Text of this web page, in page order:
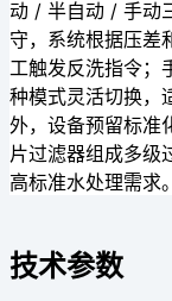
动 / 半自动 / 手动
守，系统根据压差
工触发反洗指令；
种模式灵活切换，
外，设备预留标准
片过滤器组成多级
高标准水处理需求。
技术参数